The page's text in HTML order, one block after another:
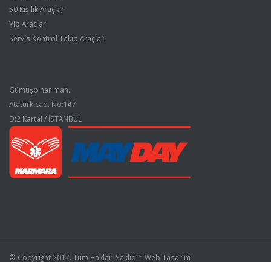
50 Kişilik Araçlar
Vip Araçlar
Servis Kontrol Takip Araçları
Gümüşpınar mah.
Atatürk cad. No:147
D:2 Kartal / İSTANBUL
© Copyright 2017. Tüm Hakları Saklıdır. Web Tasarım